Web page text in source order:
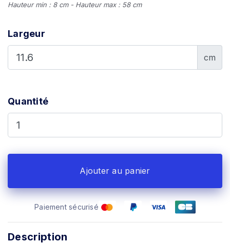
Hauteur min : 8 cm - Hauteur max : 58 cm
Largeur
cm
Quantité
Ajouter au panier
Paiement sécurisé
Description